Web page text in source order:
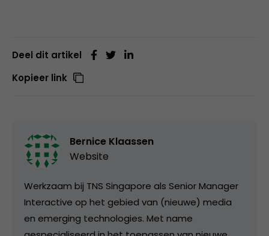
Deel dit artikel
Kopieer link
Bernice Klaassen
Website
Werkzaam bij TNS Singapore als Senior Manager
Interactive op het gebied van (nieuwe) media
en emerging technologies. Met name